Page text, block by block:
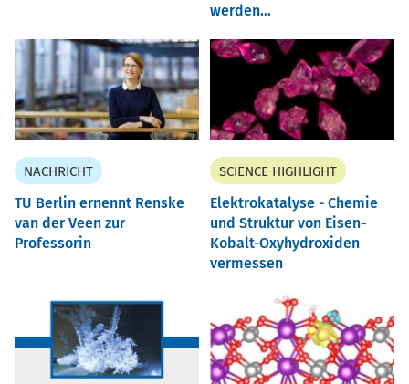
werden...
NACHRICHT
TU Berlin ernennt Renske
van der Veen zur
Professorin
SCIENCE HIGHLIGHT
Elektrokatalyse - Chemie
und Struktur von Eisen-
Kobalt-Oxyhydroxiden
vermessen